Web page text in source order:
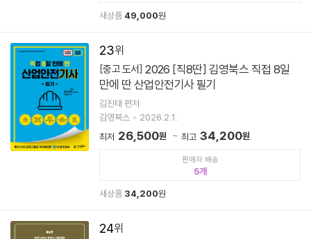
새상품 49,000원
23
[중고 도서] 2026 [직8딴] 김영북스 직접 8일
만에 딴 산업안전기사 필기
김진태 편저
김영북스
2026.2.1.
최저 26,500원 최고 34,200원
판매자 배송
5
새상품 34,200원
24